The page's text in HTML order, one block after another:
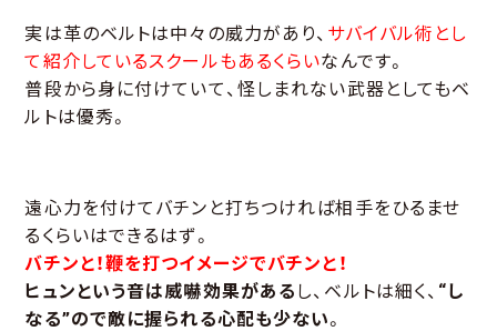
実は革のベルトは中々の威力があり、 サバイバル術とし
て紹介しているスクールもあるくらいなんです。
普段から身に付けていて、怪しまれない武器としてもベ
ルトは優秀。
遠心力を付けてバチンと打ちつければ相手をひるませ
るくらいはできるはず。
バチンと！鞭を打つイメージでバチンと！
ヒュンという音は威嚇効果がある し、ベルトは細く、 “し
なる”ので敵に握られる心配も少ない。